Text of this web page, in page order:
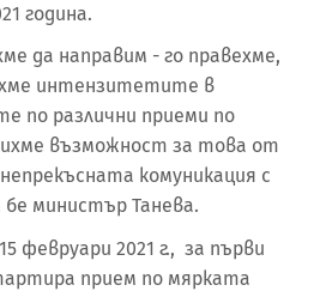
година.
да направим - го правехме,
интензитетите в
по различни приеми по
възможност за това от
комуникация с
министър Танева.
февруари 2021 г., за първи
прием по мярката